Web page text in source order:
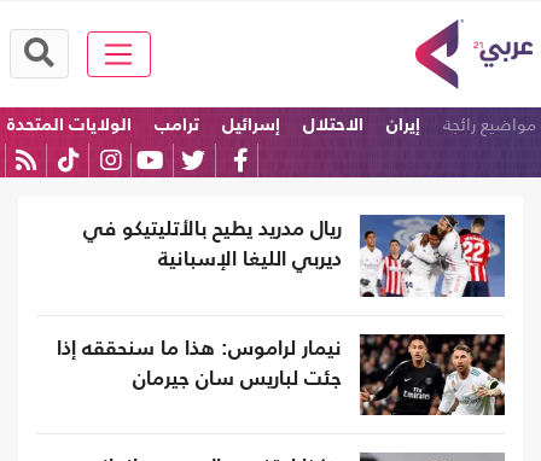
مواضيع رائجة إيران الاحتلال إسرائيل ترامب
الولايات المتحدة
ريال مدريد يطيح بالأتليتيكو في
ديربي الليغا الإسبانية
نيمار لراموس: هذا ما سنحققه إذا
جئت لباريس سان جيرمان